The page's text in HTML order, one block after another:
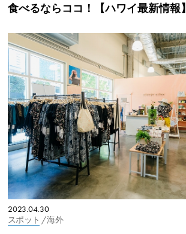
食べるならココ！【ハワイ最新情報】
2023.04.30
スポット / 海外